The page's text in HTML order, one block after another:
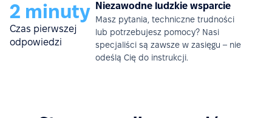
2 minuty
Czas pierwszej
odpowiedzi
Niezawodne ludzkie wsparcie
Masz pytania, techniczne trudności
lub potrzebujesz pomocy? Nasi
specjaliści są zawsze w zasięgu – nie
odeślą Cię do instrukcji.